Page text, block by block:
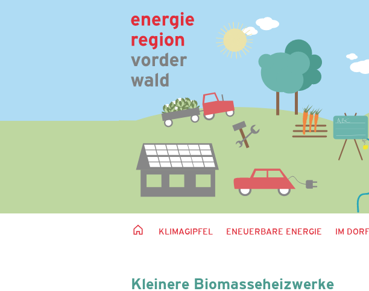
KLIMAGIPFEL ENEUERBARE ENERGIE IM DORF
Kleinere Biomasseheizwerke